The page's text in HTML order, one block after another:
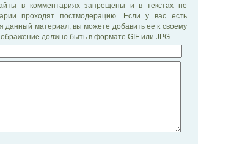
в комментариях запрещены и в текстах не
проходят постмодерацию. Если у вас есть
материал, вы можете добавить ее к своему
должно быть в формате GIF или JPG.